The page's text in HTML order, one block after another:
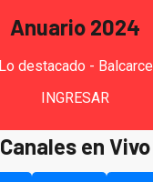
Anuario 2024
Lo destacado - Balcarce
INGRESAR
Canales en Vivo